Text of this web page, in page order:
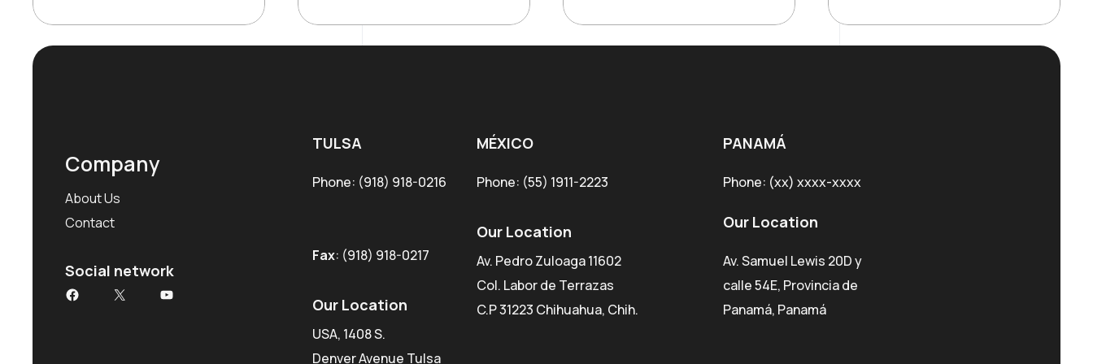
was:
$180.99.
is:
$130.39.
was:
$180.99.
is:
$130.39.
was:
$180.99.
is:
$130.39.
Company
About Us
Contact
Social network
Facebook
X YouTube
TULSA
Phone: (918) 918-0216
Fax: (918) 918-0217
Our Location
USA, 1408 S.
Denver Avenue Tulsa
MÉXICO
Phone: (55) 1911-2223
Our Location
Av. Pedro Zuloaga 11602
Col. Labor de Terrazas
C.P 31223 Chihuahua, Chih.
PANAMÁ
Phone: (xx) xxxx-xxxx
Our Location
Av. Samuel Lewis 20D y
calle 54E, Provincia de
Panamá, Panamá